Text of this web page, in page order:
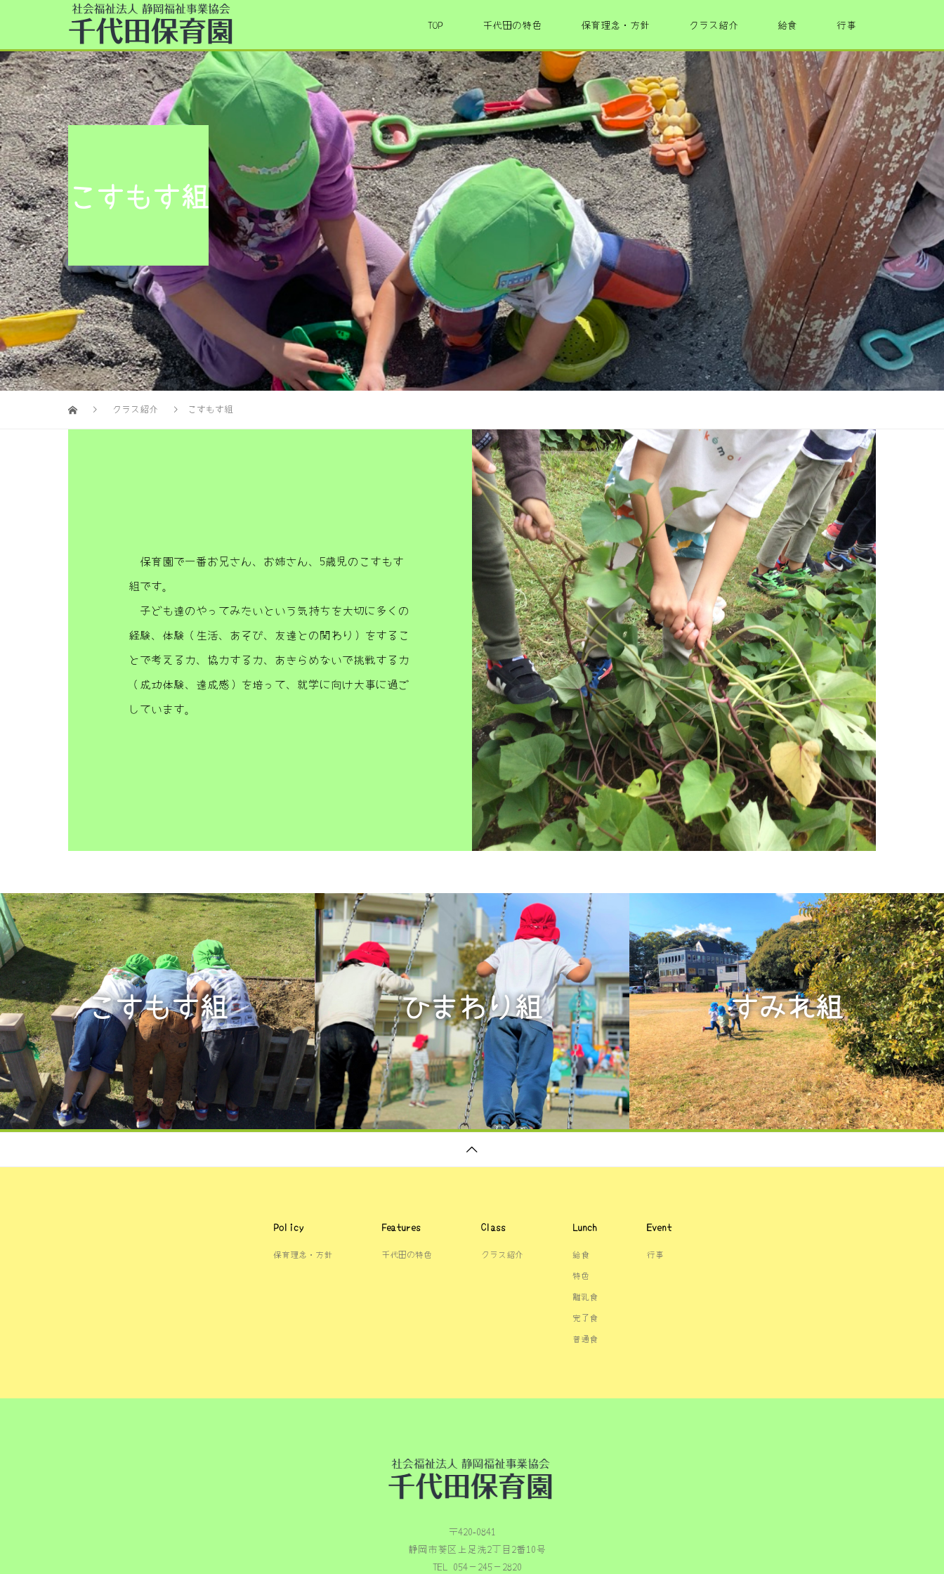
TOP 千代田の特色 保育理念・方針 クラス紹介 給食 行事
こすもす組
クラス紹介 こすもす組
保育園で一番お兄さん、お姉さん、5歳児のこすもす
組です。
子ども達のやってみたいという気持ちを大切に多くの
経験、体験（生活、あそび、友達との関わり）をするこ
とで考える力、協力する力、あきらめないで挑戦する力
（成功体験、達成感）を培って、就学に向け大事に過ご
しています。
こすもす組 ひまわり組 すみれ組
Policy
保育理念・方針
Features
千代田の特色
Class
クラス紹介
Lunch
給食
特色
離乳食
完了食
普通食
Event
行事
〒420‐0841
静岡市葵区上足洗2丁目2番10号
TEL 054－245－2820